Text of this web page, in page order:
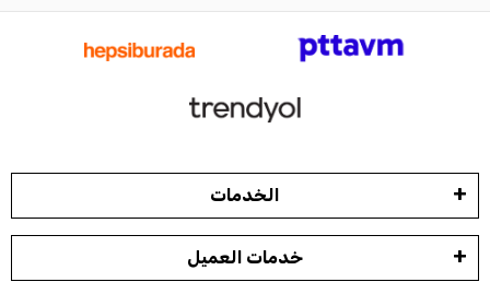
الخدمات
خدمات العميل